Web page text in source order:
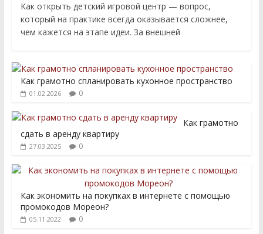
Как открыть детский игровой центр — вопрос,
который на практике всегда оказывается сложнее,
чем кажется на этапе идеи. За внешней
Как грамотно спланировать кухонное пространство
01.02.2026 0
Как грамотно
сдать в аренду квартиру
27.03.2025 0
Как экономить на покупках в интернете с помощью
промокодов Мореон?
05.11.2022 0